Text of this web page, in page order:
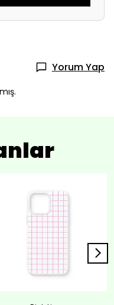
Yorum Yap